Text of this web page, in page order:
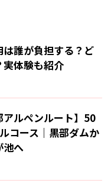
は誰が負担する？ど
体験も紹介
アルペンルート】50
コース｜黒部ダムか
池へ